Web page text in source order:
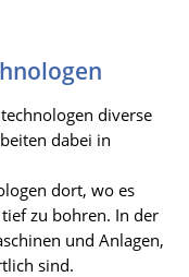
diverse
dabei in
dort, wo es
zu bohren. In der
und Anlagen,
sind.